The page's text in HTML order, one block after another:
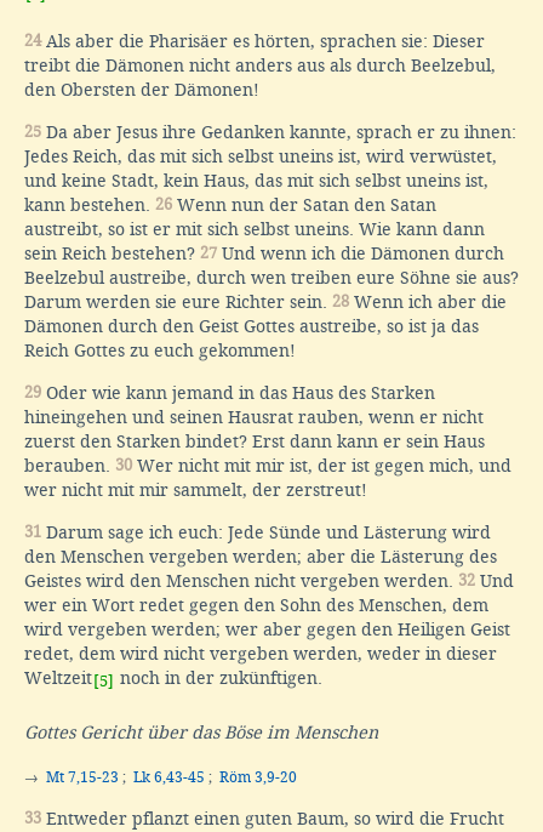
24Als aber die Pharisäer es hörten, sprachen sie: Dieser
treibt die Dämonen nicht anders aus als durch Beelzebul,
den Obersten der Dämonen!
25 Da aber Jesus ihre Gedanken kannte, sprach er zu ihnen:
Jedes Reich, das mit sich selbst uneins ist, wird verwüstet,
und keine Stadt, kein Haus, das mit sich selbst uneins ist,
kann bestehen. 26 Wenn nun der Satan den Satan
austreibt, so ist er mit sich selbst uneins. Wie kann dann
sein Reich bestehen? 27 Und wenn ich die Dämonen durch
Beelzebul austreibe, durch wen treiben eure Söhne sie aus?
Darum werden sie eure Richter sein. 28 Wenn ich aber die
Dämonen durch den Geist Gottes austreibe, so ist ja das
Reich Gottes zu euch gekommen!
29 Oder wie kann jemand in das Haus des Starken
hineingehen und seinen Hausrat rauben, wenn er nicht
zuerst den Starken bindet? Erst dann kann er sein Haus
berauben. 30 Wer nicht mit mir ist, der ist gegen mich, und
wer nicht mit mir sammelt, der zerstreut!
31 Darum sage ich euch: Jede Sünde und Lästerung wird
den Menschen vergeben werden; aber die Lästerung des
Geistes wird den Menschen nicht vergeben werden. 32 Und
wer ein Wort redet gegen den Sohn des Menschen, dem
wird vergeben werden; wer aber gegen den Heiligen Geist
redet, dem wird nicht vergeben werden, weder in dieser
Weltzeit[5] noch in der zukünftigen.
Gottes Gericht über das Böse im Menschen
→ Mt 7,15-23 ; Lk 6,43-45 ; Röm 3,9-20
33 Entweder pflanzt einen guten Baum, so wird die Frucht